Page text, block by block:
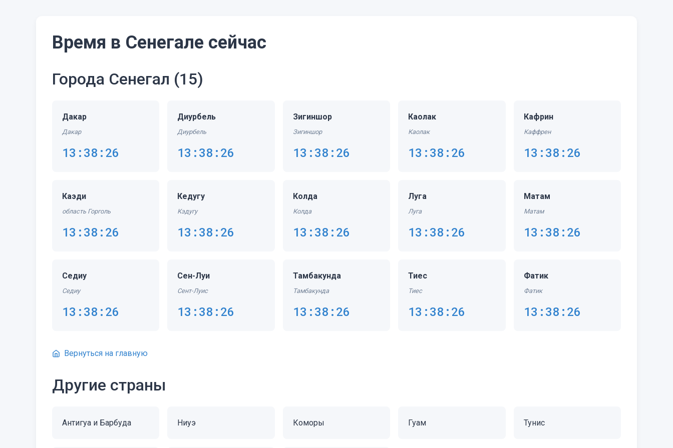
Время в Сенегале сейчас
Города Сенегал (15)
Дакар
Дакар
13:38:26
Диурбель
Диурбель
13:38:26
Зигиншор
Зигиншор
13:38:26
Каолак
Каолак
13:38:26
Кафрин
Каффрен
13:38:26
Каэди
область Горголь
13:38:26
Кедугу
Кэдугу
13:38:26
Колда
Колда
13:38:26
Луга
Луга
13:38:26
Матам
Матам
13:38:26
Седиу
Седиу
13:38:26
Сен-Луи
Сент-Луис
13:38:26
Тамбакунда
Тамбакунда
13:38:26
Тиес
Тиес
13:38:26
Фатик
Фатик
13:38:26
Вернуться на главную
Другие страны
Антигуа и Барбуда Ниуэ Коморы Гуам Тунис